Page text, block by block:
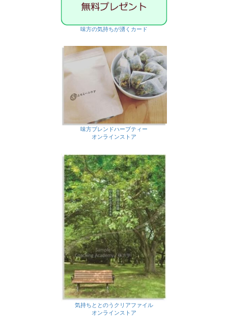
味方の気持ちが湧くカード
味方ブレンドハーブティー
オンラインストア
気持ちととのうクリアファイル
オンラインストア